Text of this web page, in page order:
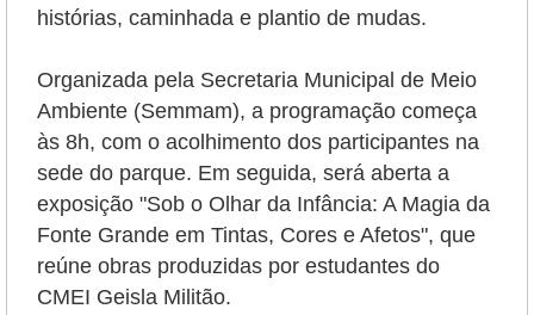
histórias, caminhada e plantio de mudas.
Organizada pela Secretaria Municipal de Meio
Ambiente (Semmam), a programação começa
às 8h, com o acolhimento dos participantes na
sede do parque. Em seguida, será aberta a
exposição "Sob o Olhar da Infância: A Magia da
Fonte Grande em Tintas, Cores e Afetos", que
reúne obras produzidas por estudantes do
CMEI Geisla Militão.